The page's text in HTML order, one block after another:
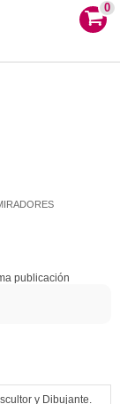
0
publicación
y Dibujante.